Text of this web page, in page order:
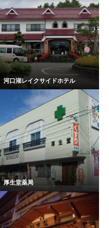
河口湖レイクサイドホテル
厚生堂薬局